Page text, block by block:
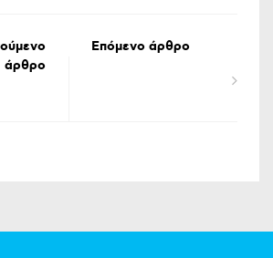
άρθρο
Επόμενο άρθρο